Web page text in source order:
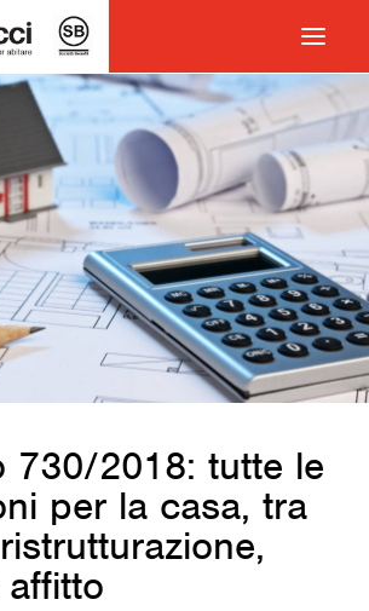
ABITARE
IL TERRITORIO
730/2018: tutte le
per la casa, tra